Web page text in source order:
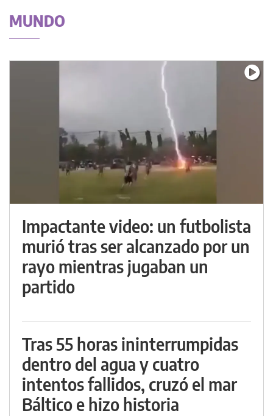
MUNDO
Impactante video: un futbolista
murió tras ser alcanzado por un
rayo mientras jugaban un
partido
Tras 55 horas ininterrumpidas
dentro del agua y cuatro
intentos fallidos, cruzó el mar
Báltico e hizo historia